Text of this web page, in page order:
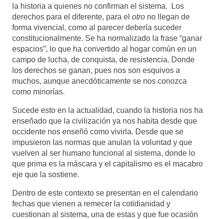
la historia a quienes no confirman el sistema. Los
derechos para el diferente, para el otro no llegan de
forma vivencial, como al parecer debería suceder
constitucionalmente. Se ha normalizado la frase “ganar
espacios”, lo que ha convertido al hogar común en un
campo de lucha, de conquista, de resistencia. Donde
los derechos se ganan, pues nos son esquivos a
muchos, aunque anecdóticamente se nos conozca
como minorías.
Sucede esto en la actualidad, cuando la historia nos ha
enseñado que la civilización ya nos habita desde que
occidente nos enseñó como vivirla. Desde que se
impusieron las normas que anulan la voluntad y que
vuelven al ser humano funcional al sistema, donde lo
que prima es la máscara y el capitalismo es el macabro
eje que la sostiene.
Dentro de este contexto se presentan en el calendario
fechas que vienen a remecer la cotidianidad y
cuestionan al sistema, una de estas y que fue ocasión